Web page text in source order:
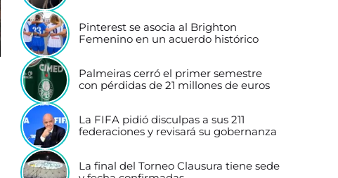
Pinterest se asocia al Brighton
Femenino en un acuerdo histórico
Palmeiras cerró el primer semestre
con pérdidas de 21 millones de euros
La FIFA pidió disculpas a sus 211
federaciones y revisará su gobernanza
La final del Torneo Clausura tiene sede